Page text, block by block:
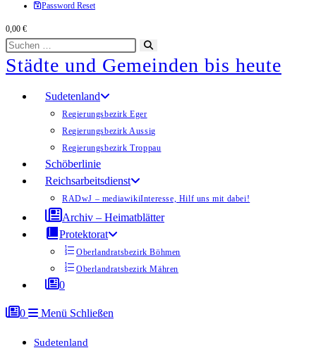
springenPassword Reset
0,00 €
Diese
Website
durchsuchen
starten
Städte und Gemeinden bis heute
Sudetenland
Regierungsbezirk Eger
Regierungsbezirk Aussig
Regierungsbezirk Troppau
Schöberlinie
Reichsarbeitsdienst
RADwJ – mediawikiInteresse, Hilf uns mit dabei!
Archiv – Heimatblätter
Protektorat
Oberlandratsbezirk Böhmen
Oberlandratsbezirk Mähren
0
0 Menü Schließen
Sudetenland